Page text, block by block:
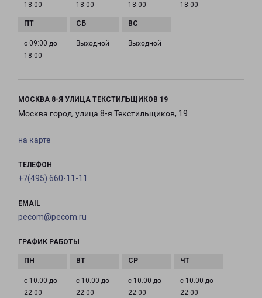
18:00
18:00
18:00
18:00
с 09:00 до
18:00
Выходной Выходной
МОСКВА 8-Я УЛИЦА ТЕКСТИЛЬЩИКОВ 19
Москва город, улица 8-я Текстильщиков, 19
на карте
ТЕЛЕФОН
+7(495) 660-11-11
EMAIL
pecom@pecom.ru
ГРАФИК РАБОТЫ
с 10:00 до
22:00
с 10:00 до
22:00
с 10:00 до
22:00
с 10:00 до
22:00